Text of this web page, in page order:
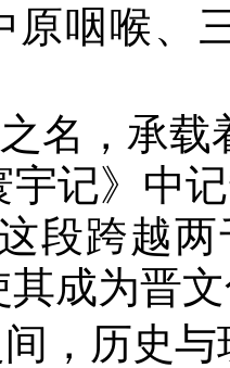
原咽喉、
名，承
宇记》中
段跨越
其成为晋
，历史